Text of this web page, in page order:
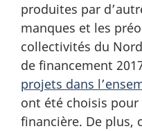
produites par
manques et les
collectivités du
de financement
projets dans
ont été choisis
financière. De plus,